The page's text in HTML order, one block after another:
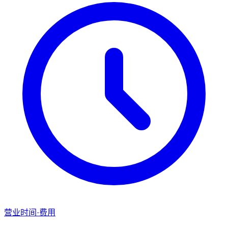
营业时间·费用